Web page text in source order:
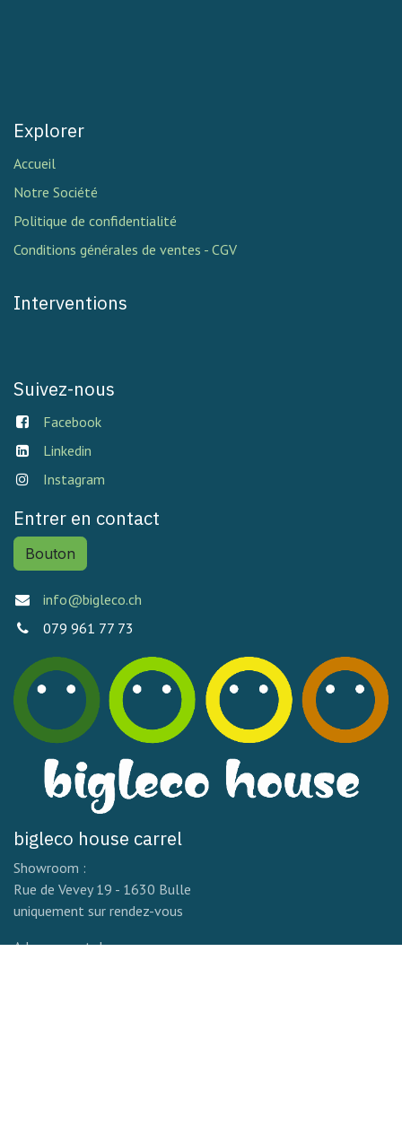
Explorer
Accueil
Notre Société
Politique de confidentialité
Conditions générales de ventes - CGV
Interventions
Suivez-nous
Facebook
Linkedin
Instagram
Entrer en contact
Bouton
info@bigleco.ch
079 961 77 73
bigleco house carrel
Showroom :
Rue de Vevey 19 - 1630 Bulle
uniquement sur rendez-vous
Adresse postale :